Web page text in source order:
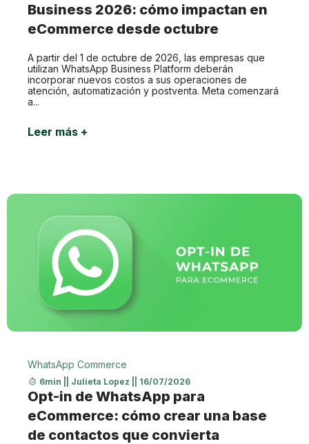
Business 2026: cómo impactan en
eCommerce desde octubre
A partir del 1 de octubre de 2026, las empresas que
utilizan WhatsApp Business Platform deberán
incorporar nuevos costos a sus operaciones de
atención, automatización y postventa. Meta comenzará
a...
Leer más +
WhatsApp Commerce
6min Julieta Lopez 16/07/2026
Opt-in de WhatsApp para
eCommerce: cómo crear una base
de contactos que convierta